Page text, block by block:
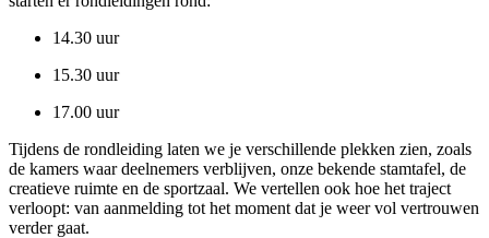
14.30 uur
15.30 uur
17.00 uur
Tijdens de rondleiding laten we je verschillende plekken zien, zoals
de kamers waar deelnemers verblijven, onze bekende stamtafel, de
creatieve ruimte en de sportzaal. We vertellen ook hoe het traject
verloopt: van aanmelding tot het moment dat je weer vol vertrouwen
verder gaat.